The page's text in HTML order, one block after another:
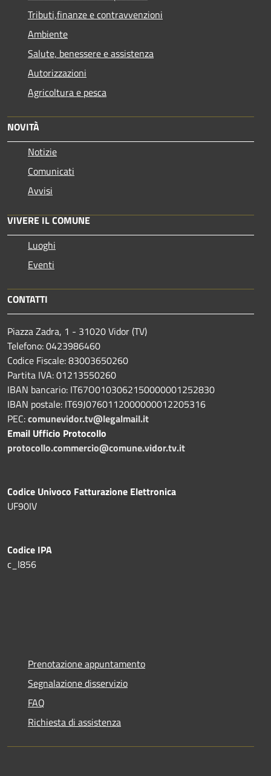
Tributi,finanze e contravvenzioni
Ambiente
Salute, benessere e assistenza
Autorizzazioni
Agricoltura e pesca
NOVITÀ
Notizie
Comunicati
Avvisi
VIVERE IL COMUNE
Luoghi
Eventi
CONTATTI
Piazza Zadra, 1 - 31020 Vidor (TV)
Telefono: 0423986460
Codice Fiscale: 83003650260
Partita IVA: 01213550260
IBAN bancario: IT67O0103062150000001252830
IBAN postale: IT69J0760112000000012205316
PEC:comunevidor.tv@legalmail.it
Email Ufficio Protocollo
protocollo.commercio@comune.vidor.tv.it
Codice Univoco Fatturazione Elettronica
UF90IV
Codice IPA
c_l856
Prenotazione appuntamento
Segnalazione disservizio
FAQ
Richiesta di assistenza